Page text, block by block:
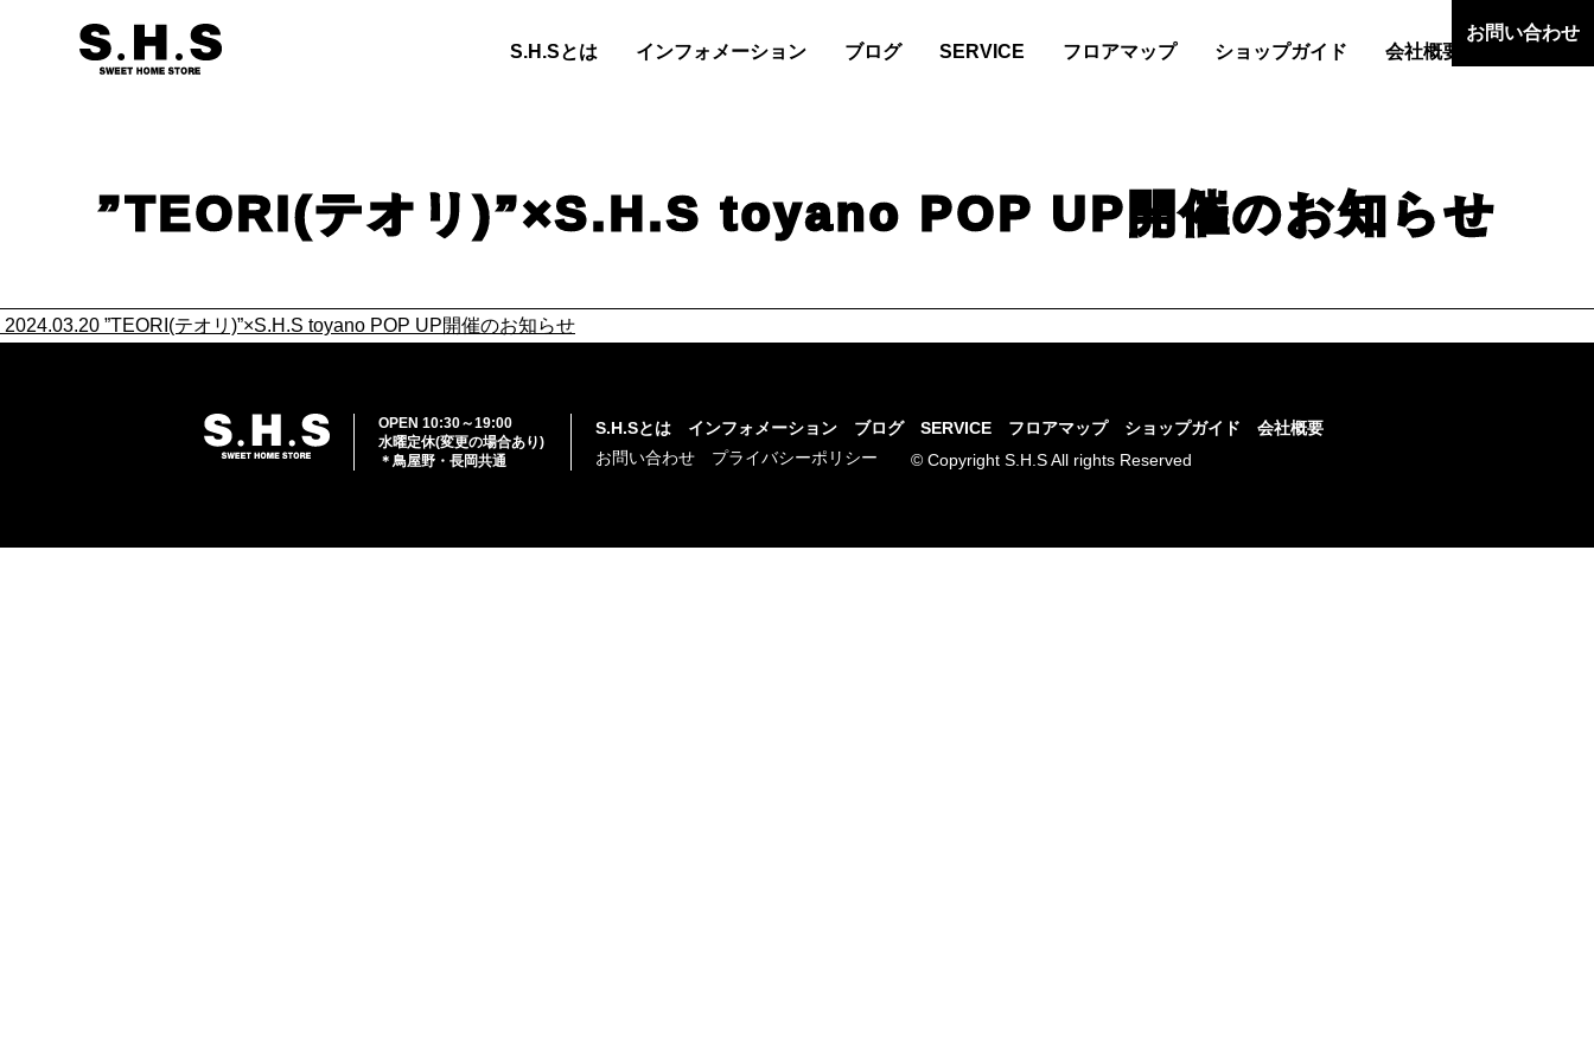
S.H.Sとは インフォメーション ブログ SERVICE フロアマップ ショップガイド 会社概要
お問い合わせ
”TEORI(テオリ)”×S.H.S toyano POP UP開催のお知らせ
2024.03.20 ”TEORI(テオリ)”×S.H.S toyano POP UP開催のお知らせ
OPEN 10:30～19:00
水曜定休(変更の場合あり)
＊鳥屋野・長岡共通
S.H.Sとは インフォメーション ブログ SERVICE フロアマップ ショップガイド
会社概要
お問い合わせ
プライバシーポリシー © Copyright S.H.S All rights Reserved